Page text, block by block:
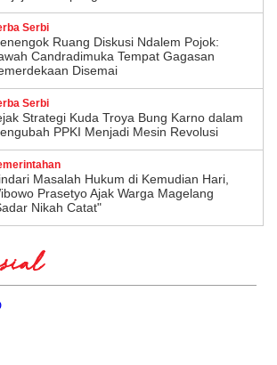
Serbi
Ruang Diskusi Ndalem Pojok:
Candradimuka Tempat Gagasan
Disemai
Serbi
Strategi Kuda Troya Bung Karno dalam
PPKI Menjadi Mesin Revolusi
Masalah Hukum di Kemudian Hari,
Prasetyo Ajak Warga Magelang
Nikah Catat"